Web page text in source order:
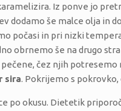
Iz ponve jo
dodamo še malce olja in
počasi in pri nizki
obrnemo še na drugo
čez njih potresemo
sira. Pokrijemo s pokrovko,
po okusu. Dietetik